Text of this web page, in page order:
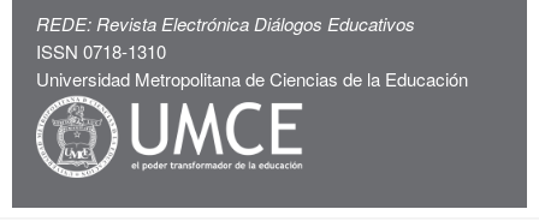
REDE: Revista Electrónica Diálogos Educativos
ISSN 0718-1310
Universidad Metropolitana de Ciencias de la Educación